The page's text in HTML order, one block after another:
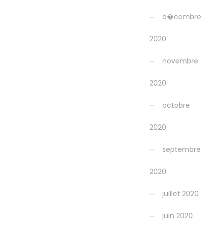
d�cembre
2020
novembre
2020
octobre
2020
septembre
2020
juillet 2020
juin 2020